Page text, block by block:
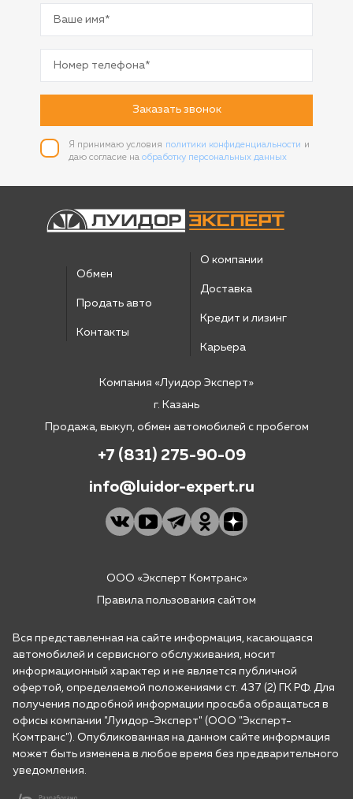
Заказать звонок
Я принимаю условия политики конфиденциальности и
даю согласие на обработку персональных данных
Обмен
Продать авто
Контакты
О компании
Доставка
Кредит и лизинг
Карьера
Компания «Луидор Эксперт»
г. Казань
Продажа, выкуп, обмен автомобилей с пробегом
+7 (831) 275-90-09
info@luidor-expert.ru
ООО «Эксперт Комтранс»
Правила пользования сайтом
Вся представленная на сайте информация, касающаяся
автомобилей и сервисного обслуживания, носит
информационный характер и не является публичной
офертой, определяемой положениями ст. 437 (2) ГК РФ. Для
получения подробной информации просьба обращаться в
офисы компании "Луидор-Эксперт" (ООО "Эксперт-
Комтранс"). Опубликованная на данном сайте информация
может быть изменена в любое время без предварительного
уведомления.